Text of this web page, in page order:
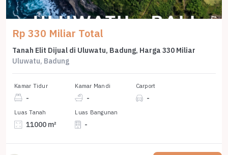
Rp 330 Miliar Total
Tanah Elit Dijual di Uluwatu, Badung, Harga 330 Miliar
Uluwatu, Badung
Kamar Tidur
-
Kamar Mandi
-
Carport
-
Luas Tanah
11000 m²
Luas Bangunan
-